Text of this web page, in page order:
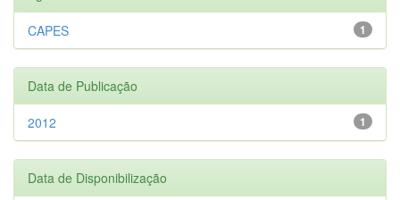
1
CAPES
Data de Publicação
1
2012
Data de Disponibilização